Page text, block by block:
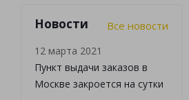
Новости Все новости
12 марта 2021
Пункт выдачи заказов в
Москве закроется на сутки